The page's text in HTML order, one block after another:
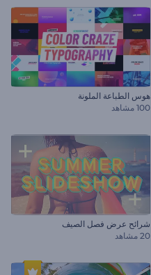
هوس الطباعة الملونة
100 مشاهد
شرائح عرض فصل الصيف
20 مشاهد